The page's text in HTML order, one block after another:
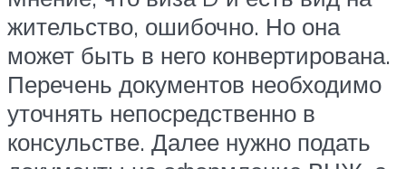
жительство, ошибочно. Но она
может быть в него конвертирована.
Перечень документов необходимо
уточнять непосредственно в
консульстве. Далее нужно подать